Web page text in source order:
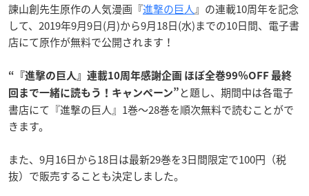
諫山創先生原作の人気漫画『進撃の巨人』の連載10周年を記念
して、2019年9月9日(月)から9月18日(水)までの10日間、電子書
店にて原作が無料で公開されます！
“『進撃の巨人』連載10周年感謝企画 ほぼ全巻99％OFF 最終
回まで一緒に読もう！キャンペーン” と題し、期間中は各電子
書店にて『進撃の巨人』1巻～28巻を順次無料で読むことがで
きます。
また、9月16日から18日は最新29巻を3日間限定で100円（税
抜）で販売することも決定しました。